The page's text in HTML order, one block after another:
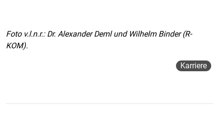
Foto v.l.n.r.: Dr. Alexander Deml und Wilhelm Binder (R-
KOM).
Karriere